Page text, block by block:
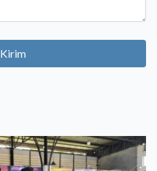
Kirim